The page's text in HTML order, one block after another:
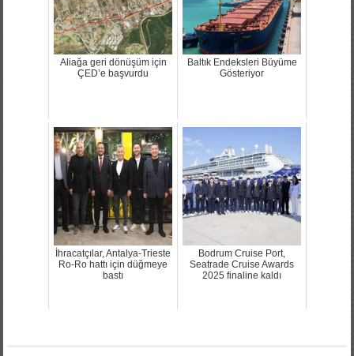
Aliağa geri dönüşüm için
ÇED’e başvurdu
Baltık Endeksleri Büyüme
Gösteriyor
İhracatçılar, Antalya-Trieste
Ro-Ro hattı için düğmeye
bastı
Bodrum Cruise Port,
Seatrade Cruise Awards
2025 finaline kaldı